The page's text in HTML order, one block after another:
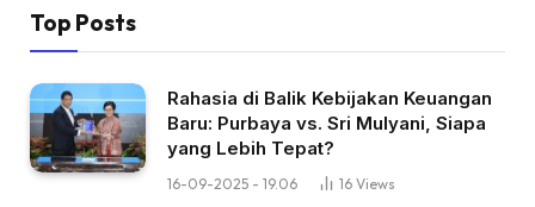
Top Posts
Rahasia di Balik Kebijakan Keuangan
Baru: Purbaya vs. Sri Mulyani, Siapa
yang Lebih Tepat?
16-09-2025 - 19.06 16 Views